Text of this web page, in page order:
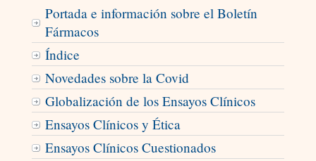
Portada e información sobre el Boletín
Fármacos
Índice
Novedades sobre la Covid
Globalización de los Ensayos Clínicos
Ensayos Clínicos y Ética
Ensayos Clínicos Cuestionados